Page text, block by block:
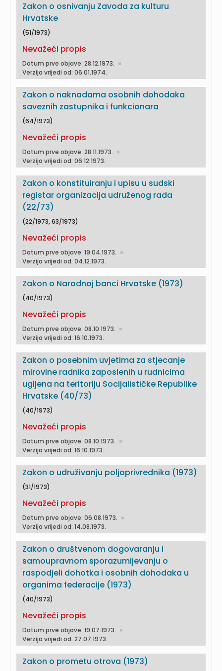
Zakon o osnivanju Zavoda za kulturu
Hrvatske
(51/1973)
Nevažeći propis
Datum prve objave: 28.12.1973.
Verzija vrijedi od: 06.01.1974.
Zakon o naknadama osobnih dohodaka
saveznih zastupnika i funkcionara
(64/1973)
Nevažeći propis
Datum prve objave: 28.11.1973.
Verzija vrijedi od: 06.12.1973.
Zakon o konstituiranju i upisu u sudski
registar organizacija udruženog rada
(22/73)
(22/1973, 63/1973)
Nevažeći propis
Datum prve objave: 19.04.1973.
Verzija vrijedi od: 04.12.1973.
Zakon o Narodnoj banci Hrvatske (1973)
(40/1973)
Nevažeći propis
Datum prve objave: 08.10.1973.
Verzija vrijedi od: 16.10.1973.
Zakon o posebnim uvjetima za stjecanje
mirovine radnika zaposlenih u rudnicima
ugljena na teritoriju Socijalističke Republike
Hrvatske (40/73)
(40/1973)
Nevažeći propis
Datum prve objave: 08.10.1973.
Verzija vrijedi od: 16.10.1973.
Zakon o udruživanju poljoprivrednika (1973)
(31/1973)
Nevažeći propis
Datum prve objave: 06.08.1973.
Verzija vrijedi od: 14.08.1973.
Zakon o društvenom dogovaranju i
samoupravnom sporazumijevanju o
raspodjeli dohotka i osobnih dohodaka u
organima federacije (1973)
(40/1973)
Nevažeći propis
Datum prve objave: 19.07.1973.
Verzija vrijedi od: 27.07.1973.
Zakon o prometu otrova (1973)